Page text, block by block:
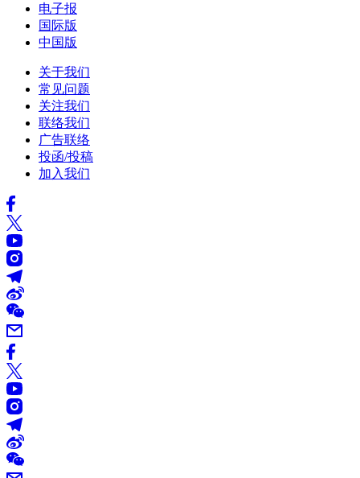
电子报
国际版
中国版
关于我们
常见问题
关注我们
联络我们
广告联络
投函/投稿
加入我们